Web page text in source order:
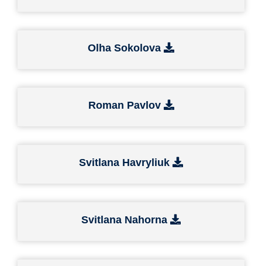
Olha Sokolova
Roman Pavlov
Svitlana Havryliuk
Svitlana Nahorna